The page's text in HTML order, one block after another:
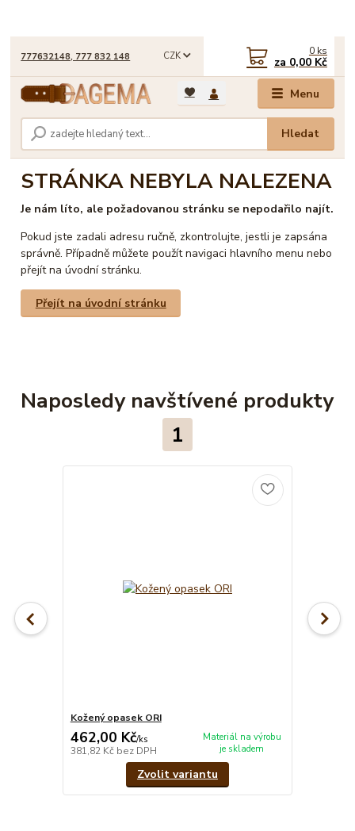
Menu
CZK
Hledat
777632148, 777 832 148 0 ks
za 0,00 Kč
STRÁNKA NEBYLA NALEZENA
Je nám líto, ale požadovanou stránku se nepodařilo najít.
Pokud jste zadali adresu ručně, zkontrolujte, jestli je zapsána
správně. Případně můžete použít navigaci hlavního menu nebo
přejít na úvodní stránku.
Přejít na úvodní stránku
Naposledy navštívené produkty
1
Kožený opasek ORI
462,00 Kč/ks
381,82 Kč bez DPH
Materiál na výrobu
je skladem
Zvolit variantu